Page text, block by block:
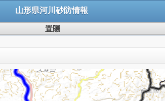
山形県河川砂防情報
置賜